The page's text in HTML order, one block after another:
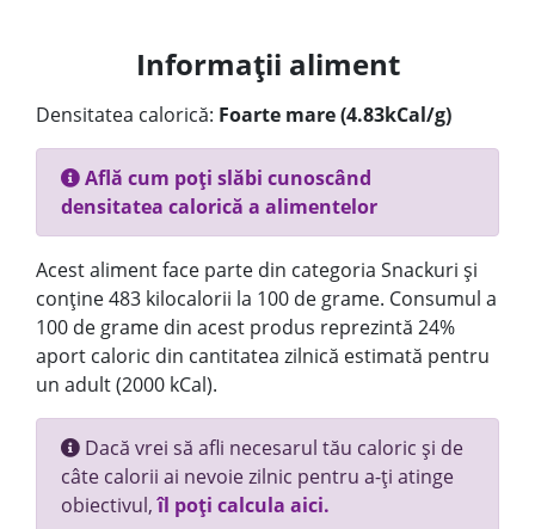
Informații aliment
Densitatea calorică: Foarte mare (4.83kCal/g)
Află cum poți slăbi cunoscând
densitatea calorică a alimentelor
Acest aliment face parte din categoria Snackuri și
conține 483 kilocalorii la 100 de grame. Consumul a
100 de grame din acest produs reprezintă 24%
aport caloric din cantitatea zilnică estimată pentru
un adult (2000 kCal).
Dacă vrei să afli necesarul tău caloric și de
câte calorii ai nevoie zilnic pentru a-ți atinge
obiectivul,îl poți calcula aici.